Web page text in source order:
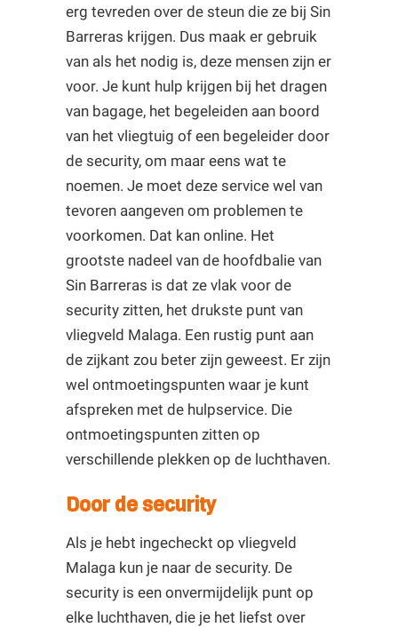
erg tevreden over de steun die ze bij Sin
Barreras krijgen. Dus maak er gebruik
van als het nodig is, deze mensen zijn er
voor. Je kunt hulp krijgen bij het dragen
van bagage, het begeleiden aan boord
van het vliegtuig of een begeleider door
de security, om maar eens wat te
noemen. Je moet deze service wel van
tevoren aangeven om problemen te
voorkomen. Dat kan online. Het
grootste nadeel van de hoofdbalie van
Sin Barreras is dat ze vlak voor de
security zitten, het drukste punt van
vliegveld Malaga. Een rustig punt aan
de zijkant zou beter zijn geweest. Er zijn
wel ontmoetingspunten waar je kunt
afspreken met de hulpservice. Die
ontmoetingspunten zitten op
verschillende plekken op de luchthaven.
Door de security
Als je hebt ingecheckt op vliegveld
Malaga kun je naar de security. De
security is een onvermijdelijk punt op
elke luchthaven, die je het liefst over